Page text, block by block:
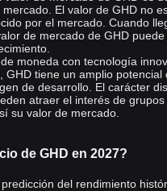
El valor de GHD no
por el mercado. Cuando
de mercado de GHD
moneda con tecnología
GHD tiene un amplio potencial
de desarrollo. El carácter
atraer el interés de grupos
su valor de mercado.
de GHD en 2027?
del rendimiento